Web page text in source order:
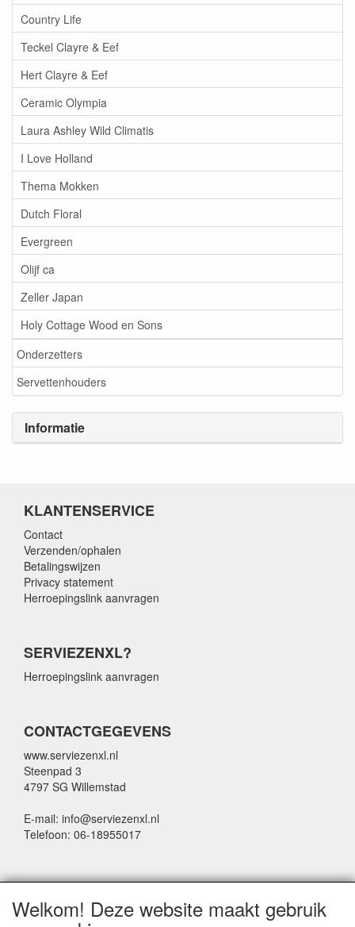
Country Life
Teckel Clayre & Eef
Hert Clayre & Eef
Ceramic Olympia
Laura Ashley Wild Climatis
I Love Holland
Thema Mokken
Dutch Floral
Evergreen
Olijf ca
Zeller Japan
Holy Cottage Wood en Sons
Onderzetters
Servettenhouders
Informatie
KLANTENSERVICE
Contact
Verzenden/ophalen
Betalingswijzen
Privacy statement
Herroepingslink aanvragen
SERVIEZENXL?
Herroepingslink aanvragen
CONTACTGEGEVENS
www.serviezenxl.nl
Steenpad 3
4797 SG Willemstad
E-mail: info@serviezenxl.nl
Telefoon: 06-18955017
Voornaam
Welkom! Deze website maakt gebruik